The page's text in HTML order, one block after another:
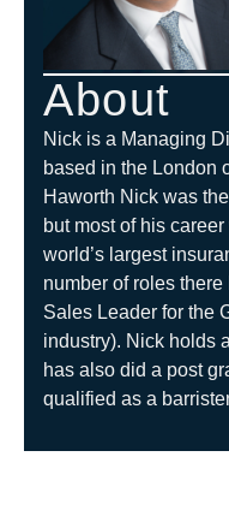
About
Nick is a Managing
based in the London
Haworth Nick was
but most of his
world’s largest
number of roles
Sales Leader for the
industry). Nick holds
has also did a post
qualified as a